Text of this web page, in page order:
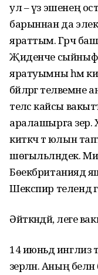
ул – үз эшенең
барыннан да
яраттым. Гәрчә
Җиденче
яратуымны һәм
бәйләргә
теләсә кайсы
аралашырга
киткәч тә юлын
шөгыльләндек.
Бөекбританиядә
Шекспир телендә
Әйткәндәй, әлеге
14 июньдә инглиз
әзерләнә. Аның